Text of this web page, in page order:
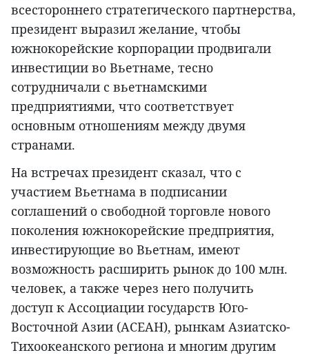
всестороннего стратегического партнерства,
президент выразил желание, чтобы
южнокорейские корпорации продвигали
инвестиции во Вьетнаме, тесно
сотрудничали с вьетнамскими
предприятиями, что соответствует
основным отношениям между двумя
странами.
На встречах президент сказал, что с
участием Вьетнама в подписании
соглашений о свободной торговле нового
поколения южнокорейские предприятия,
инвестирующие во Вьетнам, имеют
возможность расширить рынок до 100 млн.
человек, а также через него получить
доступ к Ассоциации государств Юго-
Восточной Азии (АСЕАН), рынкам Азиатско-
Тихоокеанского региона и многим другим